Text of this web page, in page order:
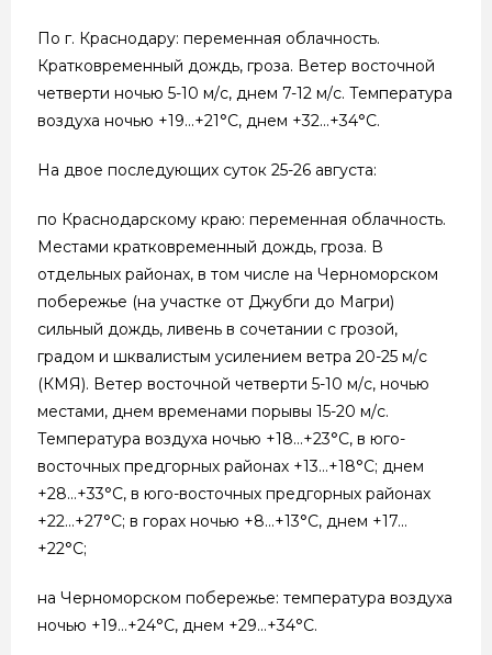
По г. Краснодару: переменная облачность.
Кратковременный дождь, гроза. Ветер восточной
четверти ночью 5-10 м/с, днем 7-12 м/с. Температура
воздуха ночью +19…+21°С, днем +32…+34°С.
На двое последующих суток 25-26 августа:
по Краснодарскому краю: переменная облачность.
Местами кратковременный дождь, гроза. В
отдельных районах, в том числе на Черноморском
побережье (на участке от Джубги до Магри)
сильный дождь, ливень в сочетании с грозой,
градом и шквалистым усилением ветра 20-25 м/с
(КМЯ). Ветер восточной четверти 5-10 м/с, ночью
местами, днем временами порывы 15-20 м/с.
Температура воздуха ночью +18…+23°С, в юго-
восточных предгорных районах +13…+18°С; днем
+28…+33°С, в юго-восточных предгорных районах
+22…+27°С; в горах ночью +8…+13°С, днем +17…
+22°С;
на Черноморском побережье: температура воздуха
ночью +19…+24°С, днем +29…+34°С.